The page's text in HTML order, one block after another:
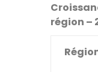
région –